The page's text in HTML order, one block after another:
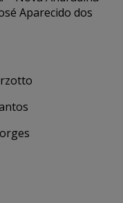
Aparecido dos